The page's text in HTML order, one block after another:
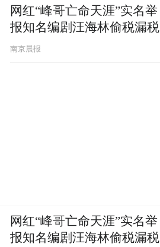
网红“峰哥亡命天涯”实名举
报知名编剧汪海林偷税漏税
南京晨报
网红“峰哥亡命天涯”实名举
报知名编剧汪海林偷税漏税